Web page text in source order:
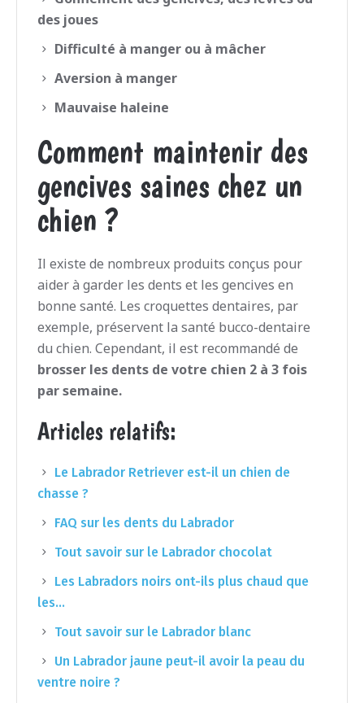
des joues
Difficulté à manger ou à mâcher
Aversion à manger
Mauvaise haleine
Comment maintenir des
gencives saines chez un
chien ?
Il existe de nombreux produits conçus pour
aider à garder les dents et les gencives en
bonne santé. Les croquettes dentaires, par
exemple, préservent la santé bucco-dentaire
du chien. Cependant, il est recommandé de
brosser les dents de votre chien 2 à 3 fois
par semaine.
Articles relatifs:
Le Labrador Retriever est-il un chien de
chasse ?
FAQ sur les dents du Labrador
Tout savoir sur le Labrador chocolat
Les Labradors noirs ont-ils plus chaud que
les…
Tout savoir sur le Labrador blanc
Un Labrador jaune peut-il avoir la peau du
ventre noire ?